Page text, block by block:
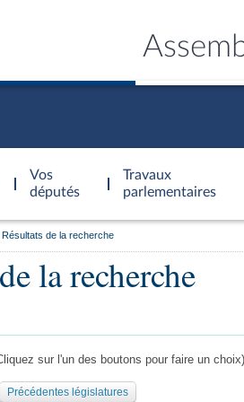
Vos
députés
Travaux
parlementaires
Résultats de la recherche
la recherche
sur l'un des boutons pour faire un choix)
Précédentes législatures